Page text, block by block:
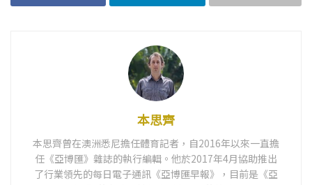
本思齊
本思齊曾在澳洲悉尼擔任體育記者，自2016年以來一直擔
任《亞博匯》雜誌的執行編輯。他於2017年4月協助推出
了行業領先的每日電子通訊《亞博匯早報》，目前是《亞